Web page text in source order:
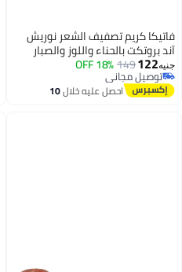
فاتيكا كريم تصفيف الشعر نوريش
آند بروتكت بالحناء واللوز والصبار
190 مل
جنيه122
149
18% OFF
توصيل مجاني
توصيل مجانياحصل عليه خلال10